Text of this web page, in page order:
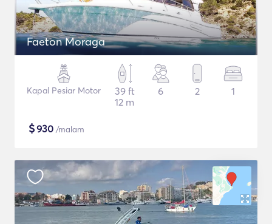
Faeton Moraga
Kapal Pesiar Motor
39 ft
12 m
6 2 1
$930 /malam